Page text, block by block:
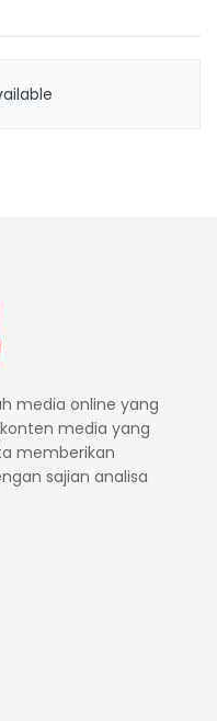
media online yang
media yang
memberikan
sajian analisa